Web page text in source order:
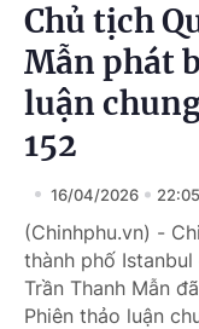
Chủ tịch
Mẫn phát
luận
152
16/04/2026 22:05
(Chinhphu.vn) -
thành phố
Trần Thanh Mẫn
Phiên thảo luận